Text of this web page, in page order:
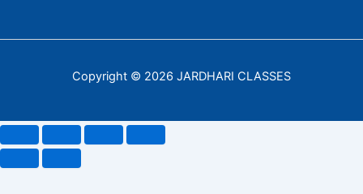
Copyright © 2026 JARDHARI CLASSES